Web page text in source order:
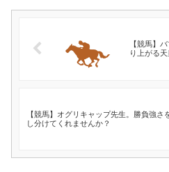
【競馬】
り上がる
【競馬】オグリキャップ先生。勝負強さ
し分けてくれませんか？